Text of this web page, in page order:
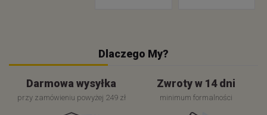
Dlaczego My?
Darmowa wysyłka
przy zamówieniu powyżej 249 zł
Zwroty w 14 dni
minimum formalności